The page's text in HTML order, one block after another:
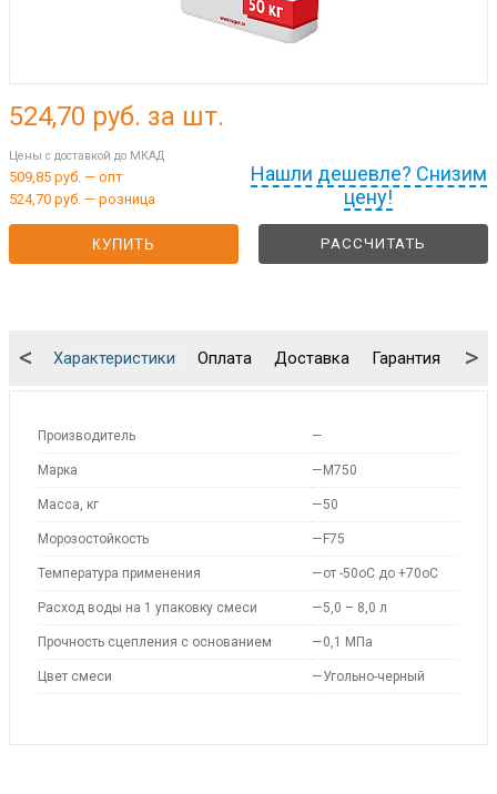
Нашли дешевле? Снизим
цену!
524,70 руб. за шт.
Цены с доставкой до МКАД
509,85 руб. — опт
524,70 руб. — розница
КУПИТЬ РАССЧИТАТЬ
Характеристики Оплата Доставка Гарантия
< >
Производитель —
Марка — M750
Масса, кг —50
Морозостойкость — F75
Температура применения —от -50оС до +70оС
Расход воды на 1 упаковку смеси —5,0 – 8,0 л
Прочность сцепления с основанием —0,1 МПа
Цвет смеси —Угольно-черный